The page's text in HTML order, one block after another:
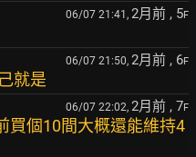
06/07 21:41, 2月前 , 5F
06/07 21:50, 2月前 , 6F
就是
06/07 22:02, 2月前 , 7F
買個10間大概還能維持4